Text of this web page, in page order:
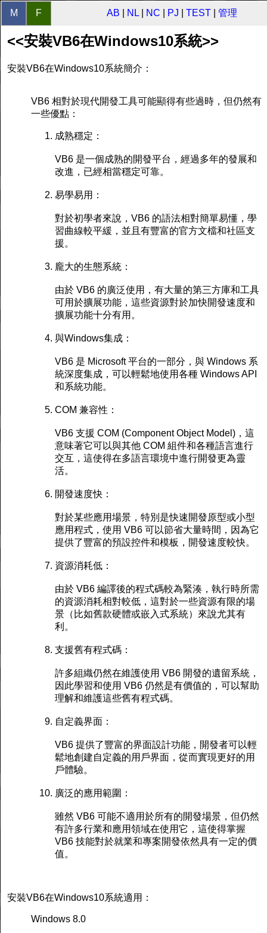
M F AB NL| NC PJ TEST 管理
<<安裝VB6在Windows10系統>>
安裝VB6在Windows10系統簡介：
VB6 相對於現代開發工具可能顯得有些過時，但仍然有
一些優點：
成熟穩定：
VB6 是一個成熟的開發平台，經過多年的發展和
改進，已經相當穩定可靠。
易學易用：
對於初學者來說，VB6 的語法相對簡單易懂，學
習曲線較平緩，並且有豐富的官方文檔和社區支
援。
龐大的生態系統：
由於 VB6 的廣泛使用，有大量的第三方庫和工具
可用於擴展功能，這些資源對於加快開發速度和
擴展功能十分有用。
與Windows集成：
VB6 是 Microsoft 平台的一部分，與 Windows 系
統深度集成，可以輕鬆地使用各種 Windows API
和系統功能。
COM 兼容性：
VB6 支援 COM (Component Object Model)，這
意味著它可以與其他 COM 組件和各種語言進行
交互，這使得在多語言環境中進行開發更為靈
活。
開發速度快：
對於某些應用場景，特別是快速開發原型或小型
應用程式，使用 VB6 可以節省大量時間，因為它
提供了豐富的預設控件和模板，開發速度較快。
資源消耗低：
由於 VB6 編譯後的程式碼較為緊湊，執行時所需
的資源消耗相對較低，這對於一些資源有限的場
景（比如舊款硬體或嵌入式系統）來說尤其有
利。
支援舊有程式碼：
許多組織仍然在維護使用 VB6 開發的遺留系統，
因此學習和使用 VB6 仍然是有價值的，可以幫助
理解和維護這些舊有程式碼。
自定義界面：
VB6 提供了豐富的界面設計功能，開發者可以輕
鬆地創建自定義的用戶界面，從而實現更好的用
戶體驗。
廣泛的應用範圍：
雖然 VB6 可能不適用於所有的開發場景，但仍然
有許多行業和應用領域在使用它，這使得掌握
VB6 技能對於就業和專案開發依然具有一定的價
值。
安裝VB6在Windows10系統適用：
Windows 8.0